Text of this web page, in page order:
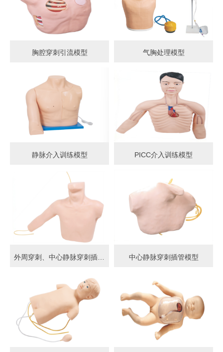
胸腔穿刺引流模型 气胸处理模型
静脉介入训练模型 PICC介入训练模型
外周穿刺、中心静脉穿刺插管模型 中心静脉穿刺插管模型